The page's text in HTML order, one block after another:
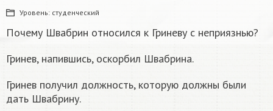
Уровень: студенческий
Почему Швабрин относился к Гриневу с неприязнью?
Гринев, напившись, оскорбил Швабрина.
Гринев получил должность, которую должны были
дать Швабрину.